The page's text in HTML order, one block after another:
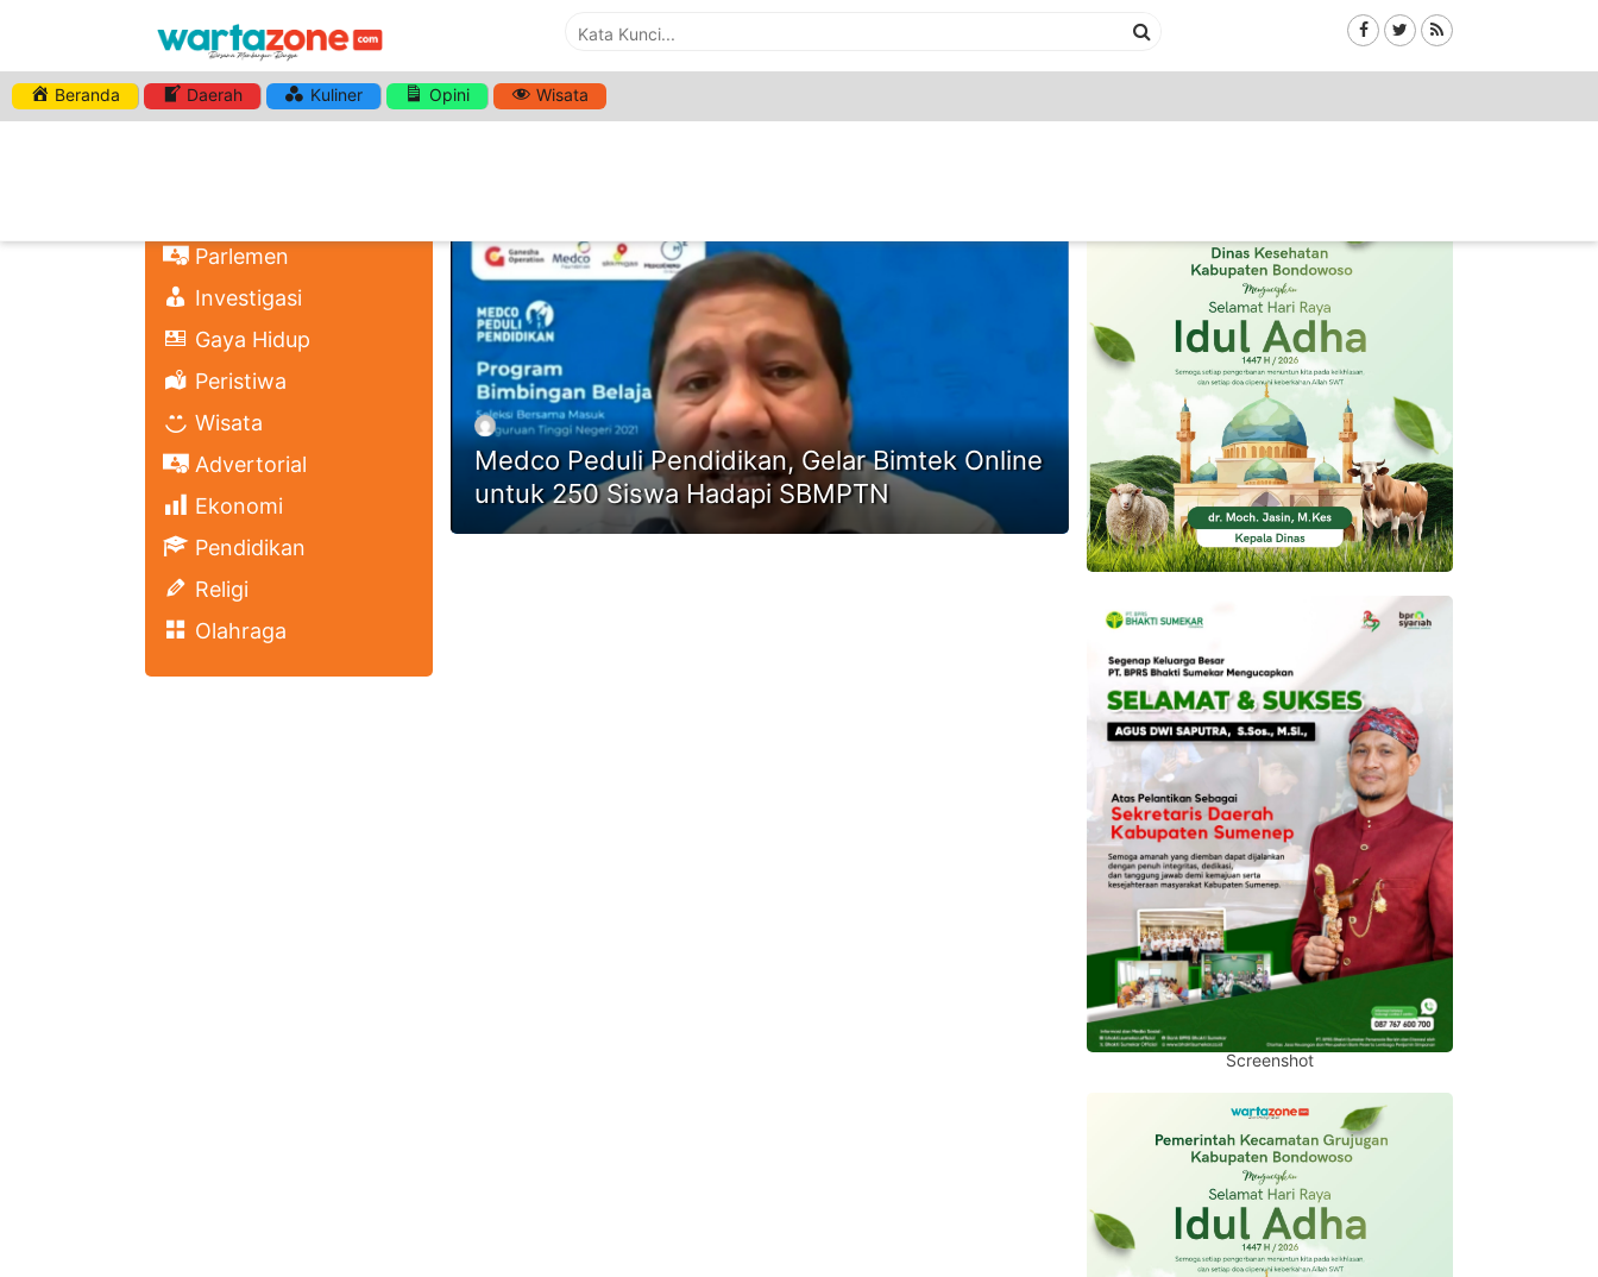
Beranda Daerah Kuliner Opini Wisata
Parlemen
Investigasi
Gaya Hidup
Peristiwa
Wisata
Advertorial
Ekonomi
Pendidikan
Religi
Olahraga
HASHTAG:MEDCO PEDULI PENDIDIKAN
Medco Peduli Pendidikan, Gelar Bimtek Online
untuk 250 Siswa Hadapi SBMPTN
Screenshot